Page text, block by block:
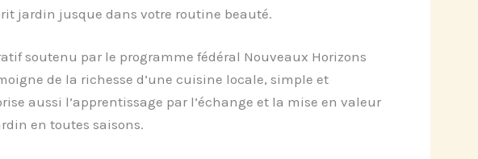
jardin jusque dans votre routine beauté.
soutenu par le programme fédéral Nouveaux Horizons
de la richesse d’une cuisine locale, simple et
aussi l’apprentissage par l’échange et la mise en valeur
en toutes saisons.